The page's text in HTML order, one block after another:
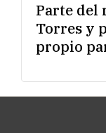
Parte del
Torres y
propio